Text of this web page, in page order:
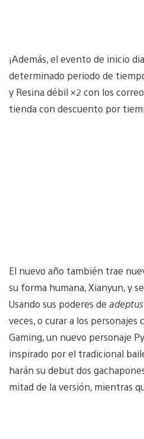
¡Además, el evento de inicio
determinado periodo de
y Resina débil ×2 con los
tienda con descuento por
El nuevo año también trae
su forma humana, Xianyun, y
Usando sus poderes de adeptus
veces, o curar a los
Gaming, un nuevo personaje
inspirado por el tradicional
harán su debut dos
mitad de la versión, mientras